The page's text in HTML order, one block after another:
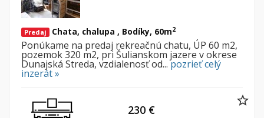
Predaj Chata, chalupa , Bodíky, 60m2
Ponúkame na predaj rekreačnú chatu, ÚP 60 m2,
pozemok 320 m2, pri Šulianskom jazere v okrese
Dunajská Streda, vzdialenosť od...pozrieť celý
inzerát »
230 €